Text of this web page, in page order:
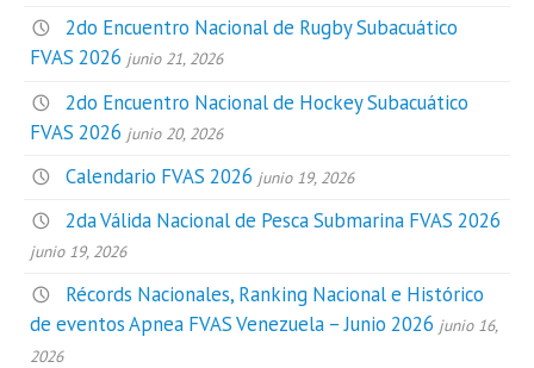
2do Encuentro Nacional de Rugby Subacuático
FVAS 2026 junio 21, 2026
2do Encuentro Nacional de Hockey Subacuático
FVAS 2026 junio 20, 2026
Calendario FVAS 2026 junio 19, 2026
2da Válida Nacional de Pesca Submarina FVAS 2026
junio 19, 2026
Récords Nacionales, Ranking Nacional e Histórico
de eventos Apnea FVAS Venezuela – Junio 2026 junio 16,
2026